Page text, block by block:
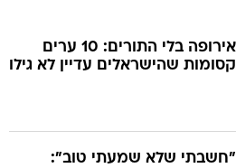
אירופה בלי התורים: 10 ערים
קסומות שהישראלים עדיין לא גילו
"חשבתי שלא שמעתי טוב":